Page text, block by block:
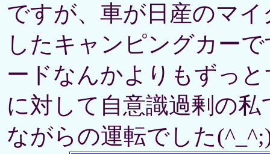
ですが、車が日産のマ
したキャンピングカー
ードなんかよりもずっ
に対して自意識過剰の
ながらの運転でした